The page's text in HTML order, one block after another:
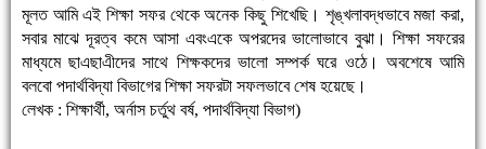
মূলত আমি এই শিক্ষা সফর থেকে অনেক কিছু শিখেছি। শৃঙ্খলাবদ্ধভাবে মজা করা,
সবার মাঝে দূরত্ব কমে আসা এবংএকে অপরদের ভালোভাবে বুঝা। শিক্ষা সফরের
মাধ্যমে ছাএছাএীদের সাথে শিক্ষকদের ভালো সম্পর্ক ঘরে ওঠে। অবশেষে আমি
বলবো পদার্থবিদ্যা বিভাগের শিক্ষা সফরটা সফলভাবে শেষ হয়েছে।
লেখক : শিক্ষার্থী, অর্নাস চর্তুথ বর্ষ, পদার্থবিদ্যা বিভাগ)